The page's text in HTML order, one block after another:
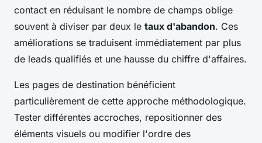
contact en réduisant le nombre de champs oblige
souvent à diviser par deux le taux d'abandon. Ces
améliorations se traduisent immédiatement par plus
de leads qualifiés et une hausse du chiffre d'affaires.
Les pages de destination bénéficient
particulièrement de cette approche méthodologique.
Tester différentes accroches, repositionner des
éléments visuels ou modifier l'ordre des